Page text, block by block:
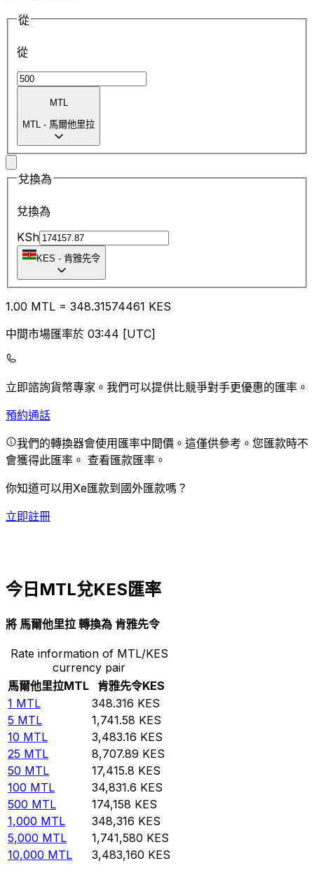
從
從
MTL
MTL - 馬爾他里拉
兌換為
兌換為
KSh
KES - 肯雅先令
1.00 MTL = 348.31574461 KES
中間市場匯率於 03:44 [UTC]
立即諮詢貨幣專家。 我們可以提供比競爭對手更優惠的匯率。
預約通話
我們的轉換器會使用匯率中間價。這僅供參考。您匯款時不
會獲得此匯率。 查看匯款匯率。
你知道可以用Xe匯款到國外匯款嗎？
立即註冊
今日MTL兌KES匯率
將 馬爾他里拉 轉換為 肯雅先令
Rate information of MTL/KES
currency pair
馬爾他里拉MTL 肯雅先令KES
1 MTL 348.316 KES
5 MTL 1,741.58 KES
10 MTL 3,483.16 KES
25 MTL 8,707.89 KES
50 MTL 17,415.8 KES
100 MTL 34,831.6 KES
500 MTL 174,158 KES
1,000 MTL 348,316 KES
5,000 MTL 1,741,580 KES
10,000 MTL 3,483,160 KES